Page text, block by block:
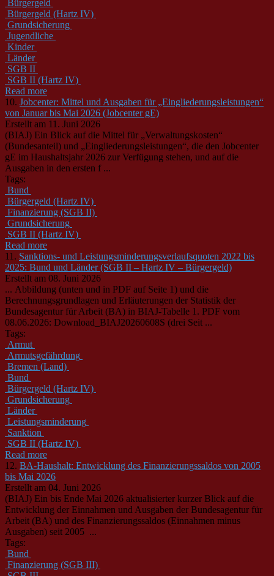
Bürgergeld
Bürgergeld (Hartz IV)
Grundsicherung
Jugendliche
Kinder
Länder
SGB II
SGB II (Hartz IV)
Read more
10. Jobcenter: Mittel und Ausgaben für „Eingliederungsleistungen“
von Januar bis Mai 2026 (Jobcenter gE)
Erstellt am 11. Juni 2026
(BIAJ) Ein Blick auf die Mittel für „Verwaltungskosten“
(Bundesanteil) und „Eingliederungsleistungen“, die den Jobcenter
gE im Haushaltsjahr 2026 zur Verfügung stehen, und auf die
Ausgaben in den ersten f ...
Tags:
Bund
Bürgergeld (Hartz IV)
Finanzierung (SGB II)
Grundsicherung
SGB II (Hartz IV)
Read more
11. Sanktions- und Leistungsminderungsverlaufsquoten 2022 bis
2025: Bund und Länder (SGB II – Hartz IV – Bürgergeld)
Erstellt am 08. Juni 2026
... Abbildung (unten und in PDF auf Seite 1) und die
Berechnungsgrundlagen und Erläuterungen der Statistik der
Bundesagentur für Arbeit (BA) in BIAJ-Tabelle 1. PDF vom
08.06.2026: Download_BIAJ20260608S (drei Seit ...
Tags:
Armut
Armutsgefährdung
Bremen (Land)
Bund
Bürgergeld (Hartz IV)
Grundsicherung
Länder
Leistungsminderung
Sanktion
SGB II (Hartz IV)
Read more
12. BA-Haushalt: Entwicklung des Finanzierungssaldos von 2005
bis Mai 2026
Erstellt am 04. Juni 2026
(BIAJ) Ein bis Ende Mai 2026 aktualisierter kurzer Blick auf die
Entwicklung der Einnahmen und Ausgaben der Bundesagentur für
Arbeit (BA) und des Finanzierungssaldos (Einnahmen minus
Ausgaben) seit 2005 ...
Tags:
Bund
Finanzierung (SGB III)